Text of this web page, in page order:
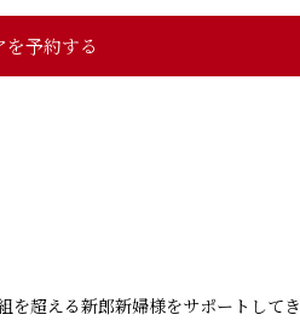
を予約する
を超える新郎新婦様をサポートしてき